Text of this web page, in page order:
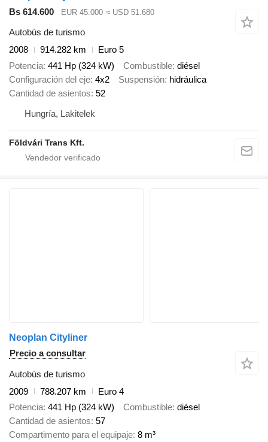
Bs 614.600
EUR 45.000 ≈ USD 51.680
Autobús de turismo
2008
914.282 km
Euro 5
Potencia 441 Hp (324 kW) Combustible diésel
Configuración del eje 4x2 Suspensión hidráulica
Cantidad de asientos 52
Hungría, Lakitelek
Földvári Trans Kft.
Neoplan Cityliner
Precio a consultar
Autobús de turismo
2009
788.207 km
Euro 4
Potencia 441 Hp (324 kW) Combustible diésel
Cantidad de asientos 57
Compartimento para el equipaje 8 m³